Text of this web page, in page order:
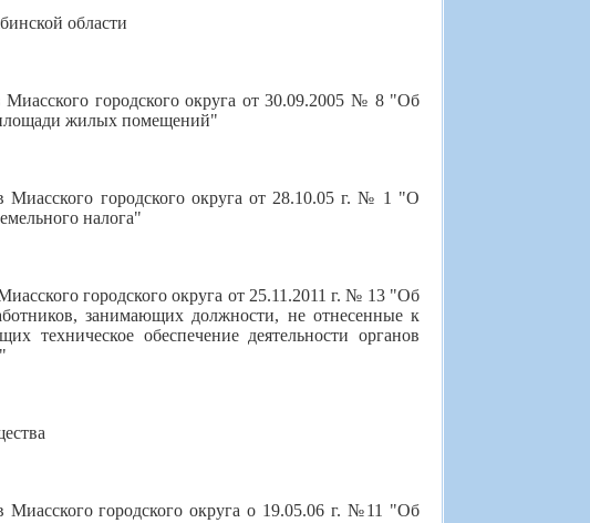
области
городского округа от 30.09.2005 № 8 "Об
жилых помещений"
городского округа от 28.10.05 г. № 1 "О
налога"
городского округа от 25.11.2011 г. № 13 "Об
занимающих должности, не отнесенные к
техническое обеспечение деятельности органов
Миасского городского округа о 19.05.06 г. №11 "Об